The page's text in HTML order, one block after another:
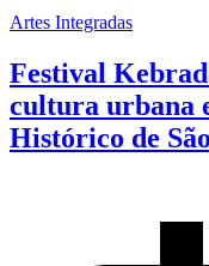
Artes Integradas
Festival
cultura urbana
Histórico de